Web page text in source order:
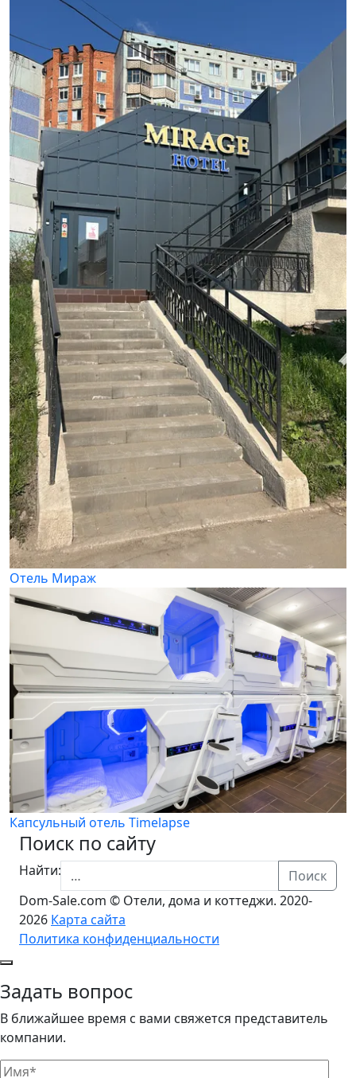
Отель Мираж
Капсульный отель Timelapse
Поиск по сайту
Найти:
Поиск
Dom-Sale.com © Отели, дома и коттеджи. 2020-
2026 Карта сайта
Политика конфиденциальности
Задать вопрос
В ближайшее время с вами свяжется представитель
компании.